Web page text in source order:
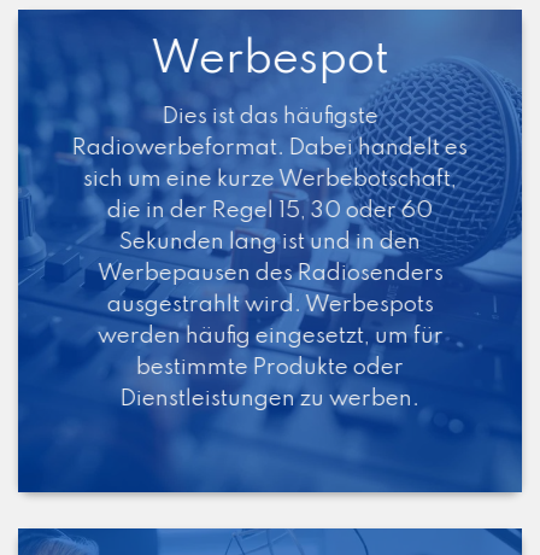
Werbespot
Dies ist das häufigste
Radiowerbeformat. Dabei handelt es
sich um eine kurze Werbebotschaft,
die in der Regel 15, 30 oder 60
Sekunden lang ist und in den
Werbepausen des Radiosenders
ausgestrahlt wird. Werbespots
werden häufig eingesetzt, um für
bestimmte Produkte oder
Dienstleistungen zu werben.